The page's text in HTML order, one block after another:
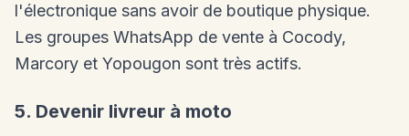
l'électronique sans avoir de boutique physique.
Les groupes WhatsApp de vente à Cocody,
Marcory et Yopougon sont très actifs.
5. Devenir livreur à moto